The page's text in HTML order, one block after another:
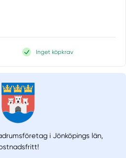
Inget köpkrav
i Jönköpings län,